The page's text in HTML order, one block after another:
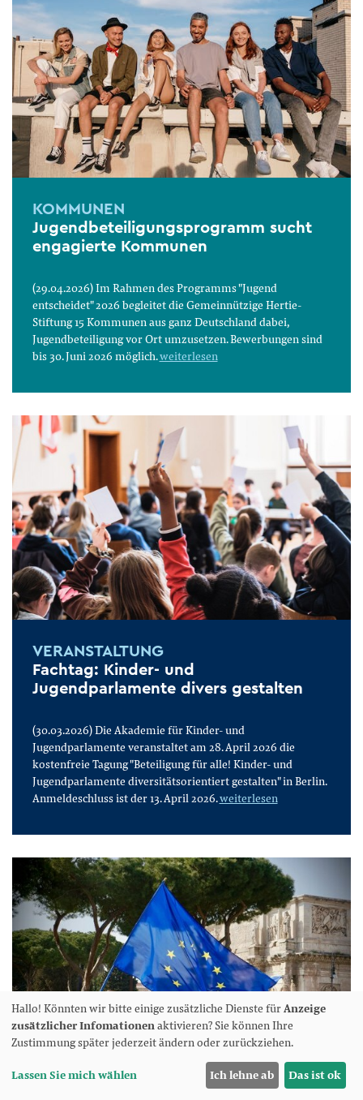
KOMMUNEN
Jugendbeteiligungsprogramm sucht
engagierte Kommunen
(29.04.2026) Im Rahmen des Programms "Jugend
entscheidet" 2026 begleitet die Gemeinnützige Hertie-
Stiftung 15 Kommunen aus ganz Deutschland dabei,
Jugendbeteiligung vor Ort umzusetzen. Bewerbungen sind
bis 30. Juni 2026 möglich.weiterlesen
VERANSTALTUNG
Fachtag: Kinder- und
Jugendparlamente divers gestalten
(30.03.2026) Die Akademie für Kinder- und
Jugendparlamente veranstaltet am 28. April 2026 die
kostenfreie Tagung "Beteiligung für alle! Kinder- und
Jugendparlamente diversitätsorientiert gestalten" in Berlin.
Anmeldeschluss ist der 13. April 2026.weiterlesen
Hallo! Könnten wir bitte einige zusätzliche Dienste fürAnzeige
zusätzlicher Infomationenaktivieren? Sie können Ihre
Zustimmung später jederzeit ändern oder zurückziehen.
Lassen Sie mich wählen Ich lehne ab Das ist ok